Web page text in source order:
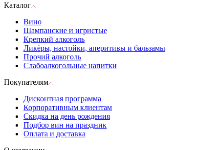
Каталог
Вино
Шампанские и игристые
Крепкий алкоголь
Ликёры, настойки, аперитивы и бальзамы
Прочий алкоголь
Слабоалкогольные напитки
Покупателям
Дисконтная программа
Корпоративным клиентам
Скидка на день рождения
Подбор вин на праздник
Оплата и доставка